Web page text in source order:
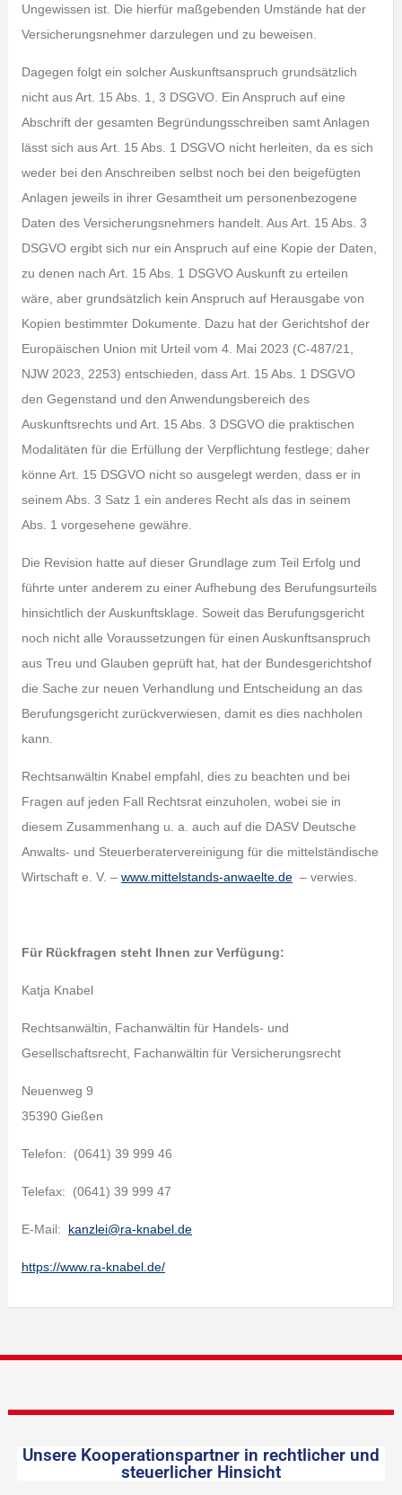
Ungewissen ist. Die hierfür maßgebenden Umstände hat der
Versicherungsnehmer darzulegen und zu beweisen.
Dagegen folgt ein solcher Auskunftsanspruch grundsätzlich
nicht aus Art. 15 Abs. 1, 3 DSGVO. Ein Anspruch auf eine
Abschrift der gesamten Begründungsschreiben samt Anlagen
lässt sich aus Art. 15 Abs. 1 DSGVO nicht herleiten, da es sich
weder bei den Anschreiben selbst noch bei den beigefügten
Anlagen jeweils in ihrer Gesamtheit um personenbezogene
Daten des Versicherungsnehmers handelt. Aus Art. 15 Abs. 3
DSGVO ergibt sich nur ein Anspruch auf eine Kopie der Daten,
zu denen nach Art. 15 Abs. 1 DSGVO Auskunft zu erteilen
wäre, aber grundsätzlich kein Anspruch auf Herausgabe von
Kopien bestimmter Dokumente. Dazu hat der Gerichtshof der
Europäischen Union mit Urteil vom 4. Mai 2023 (C-487/21,
NJW 2023, 2253) entschieden, dass Art. 15 Abs. 1 DSGVO
den Gegenstand und den Anwendungsbereich des
Auskunftsrechts und Art. 15 Abs. 3 DSGVO die praktischen
Modalitäten für die Erfüllung der Verpflichtung festlege; daher
könne Art. 15 DSGVO nicht so ausgelegt werden, dass er in
seinem Abs. 3 Satz 1 ein anderes Recht als das in seinem
Abs. 1 vorgesehene gewähre.
Die Revision hatte auf dieser Grundlage zum Teil Erfolg und
führte unter anderem zu einer Aufhebung des Berufungsurteils
hinsichtlich der Auskunftsklage. Soweit das Berufungsgericht
noch nicht alle Voraussetzungen für einen Auskunftsanspruch
aus Treu und Glauben geprüft hat, hat der Bundesgerichtshof
die Sache zur neuen Verhandlung und Entscheidung an das
Berufungsgericht zurückverwiesen, damit es dies nachholen
kann.
Rechtsanwältin Knabel empfahl, dies zu beachten und bei
Fragen auf jeden Fall Rechtsrat einzuholen, wobei sie in
diesem Zusammenhang u. a. auch auf die DASV Deutsche
Anwalts- und Steuerberatervereinigung für die mittelständische
Wirtschaft e. V. – www.mittelstands-anwaelte.de– verwies.
Für Rückfragen steht Ihnen zur Verfügung:
Katja Knabel
Rechtsanwältin, Fachanwältin für Handels- und
Gesellschaftsrecht, Fachanwältin für Versicherungsrecht
Neuenweg 9
35390 Gießen
Telefon: (0641) 39 999 46
Telefax: (0641) 39 999 47
E-Mail: kanzlei@ra-knabel.de
https://www.ra-knabel.de/
Unsere Kooperationspartner in rechtlicher und
steuerlicher Hinsicht